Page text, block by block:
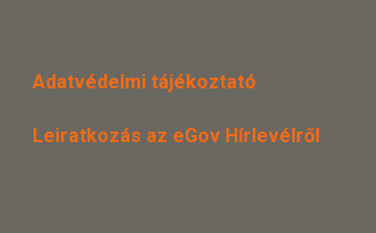
Adatvédelmi tájékoztató
Leiratkozás az eGov Hírlevélről